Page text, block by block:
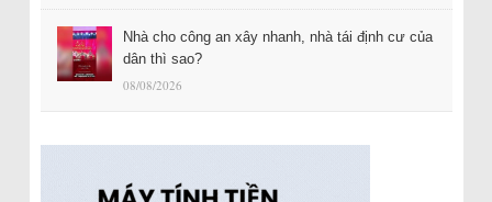
Nhà cho công an xây nhanh, nhà tái định cư của
dân thì sao?
08/08/2026